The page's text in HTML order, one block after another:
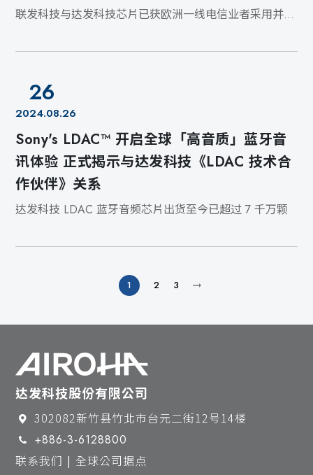
联发科技与达发科技芯片已获欧洲一线电信业者采用并将
26
2024.08.26
Sony's LDAC™ 开启全球「高音质」蓝牙音
讯体验 正式揭示与达发科技《LDAC 技术合
作伙伴》关系
达发科技 LDAC 蓝牙音频芯片出货至今已超过 7 千万颗
1 2 3
达发科技股份有限公司
302082新竹县竹北市台元二街12号14楼
+886-3-6128800
联系我们 | 全球公司据点